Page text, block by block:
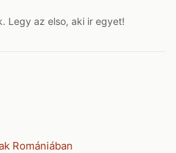
Legy az elso, aki ir egyet!
Romániában